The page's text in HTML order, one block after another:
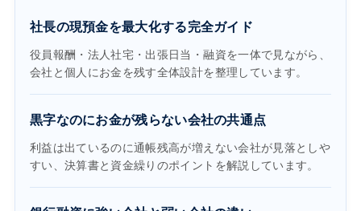
社長の現預金を最大化する完全ガイド
役員報酬・法人社宅・出張日当・融資を一体で見ながら、
会社と個人にお金を残す全体設計を整理しています。
黒字なのにお金が残らない会社の共通点
利益は出ているのに通帳残高が増えない会社が見落としや
すい、決算書と資金繰りのポイントを解説しています。